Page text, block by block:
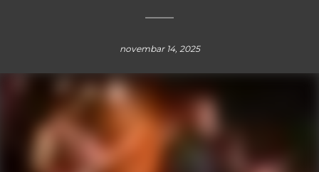
novembar 14, 2025